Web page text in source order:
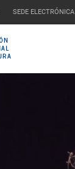
SEDE ELECTRÓNICA